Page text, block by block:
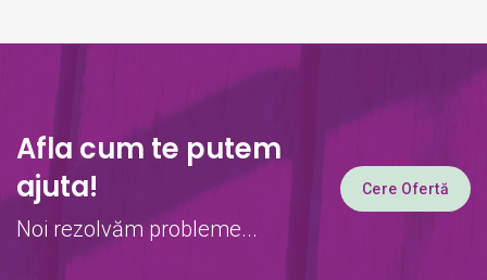
Afla cum te putem
ajuta!
Noi rezolvăm probleme...
Cere Ofertă